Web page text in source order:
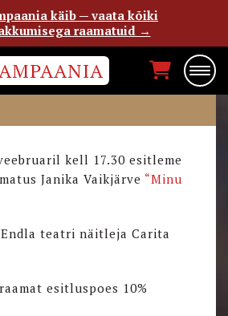
ESITLUS
kell 17.30 esitleme
Janika Vaikjärve “Minu
teatri näitleja Carita
esitluspoes 10%
käib — vaata kõiki
raamatuid →